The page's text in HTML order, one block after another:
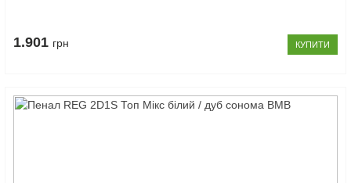
1.901 грн КУПИТИ